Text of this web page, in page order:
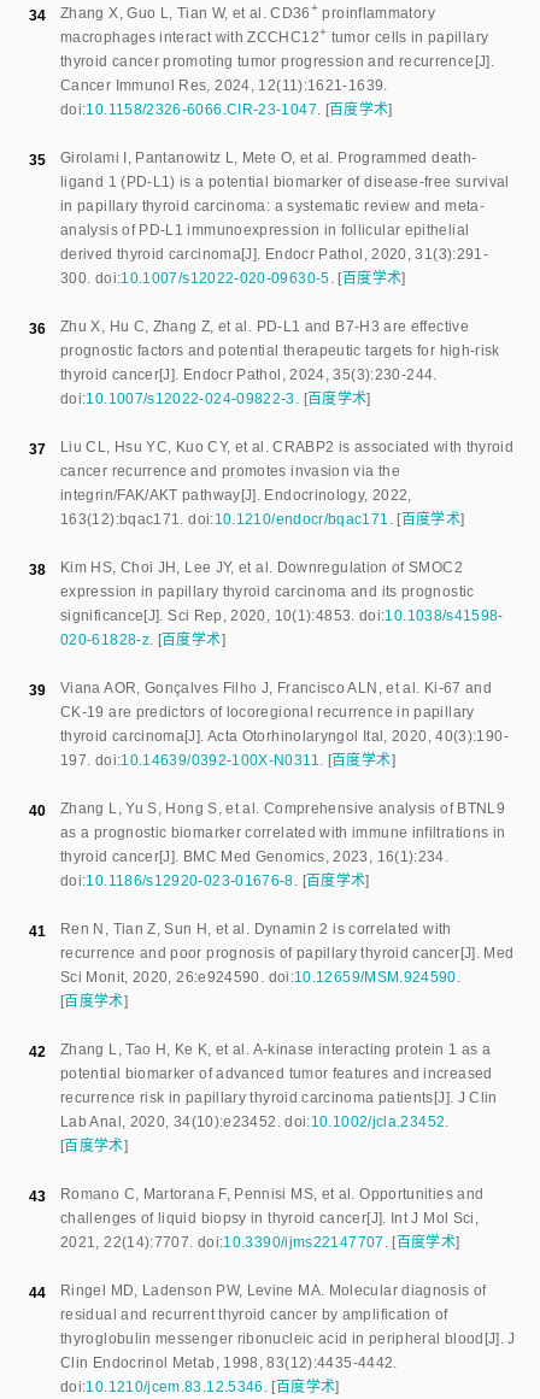
34 Zhang X,Guo L, Tian W, et al .CD36+ proinflammatory
macrophages interact with ZCCHC12+ tumor cells in papillary
thyroid cancer promoting tumor progression and recurrence [J].
Cancer Immunol Res,2024, 12(11):1621-1639.
doi:10.1158/2326-6066.CIR-23-1047. [百度学术]
35 Girolami I , Pantanowitz L, Mete O, et al . Programmed death-
ligand 1 (PD-L1) is a potential biomarker of disease-free survival
in papillary thyroid carcinoma: a systematic review and meta-
analysis of PD-L1 immunoexpression in follicular epithelial
derived thyroid carcinoma[J]. Endocr Pathol ,2020,31(3):291-
300. doi:10.1007/s12022-020-09630-5. [百度学术]
36 Zhu X, Hu C, Zhang Z, et al . PD-L1 and B7-H3 are effective
prognostic factors and potential therapeutic targets for high-risk
thyroid cancer[J]. Endocr Pathol ,2024,35(3):230-244.
doi:10.1007/s12022-024-09822-3. [百度学术]
37 Liu CL, Hsu YC, Kuo CY, et al .CRABP2 is associated with thyroid
cancer recurrence and promotes invasion via the
integrin/FAK/AKT pathway [J]. Endocrinology, 2022,
163(12):bqac171.doi:10.1210/endocr/bqac171 . [百度学术]
38 Kim HS, Choi JH , Lee JY,et al . Downregulation of SMOC2
expression in papillary thyroid carcinoma and its prognostic
significance [J].Sci Rep ,2020, 10(1):4853. doi:10.1038/s41598-
020-61828-z. [百度学术]
39 Viana AOR, Gonçalves Filho J, Francisco ALN ,et al . Ki-67 and
CK-19 are predictors of locoregional recurrence in papillary
thyroid carcinoma[J]. Acta Otorhinolaryngol Ital ,2020,40(3):190-
197. doi:10.14639/0392-100X-N0311. [百度学术]
40 Zhang L,Yu S, Hong S,et al . Comprehensive analysis of BTNL9
as a prognostic biomarker correlated with immune infiltrations in
thyroid cancer[J]. BMC Med Genomics,2023 , 16(1):234.
doi:10.1186/s12920-023-01676-8. [百度学术]
41 Ren N , Tian Z,Sun H , et al . Dynamin 2 is correlated with
recurrence and poor prognosis of papillary thyroid cancer [J]. Med
Sci Monit, 2020,26:e924590. doi:10.12659/MSM.924590.
[百度学术]
42 Zhang L,Tao H , Ke K, et al . A-kinase interacting protein 1 as a
potential biomarker of advanced tumor features and increased
recurrence risk in papillary thyroid carcinoma patients [J]. J Clin
Lab Anal , 2020, 34(10):e23452 .doi:10.1002/jcla.23452.
[百度学术]
43 Romano C, Martorana F, Pennisi MS, et al .Opportunities and
challenges of liquid biopsy in thyroid cancer[J]. Int J Mol Sci ,
2021,22(14):7707. doi:10.3390/ijms22147707 . [百度学术]
44 Ringel MD, Ladenson PW, Levine MA. Molecular diagnosis of
residual and recurrent thyroid cancer by amplification of
thyroglobulin messenger ribonucleic acid in peripheral blood [J].J
Clin Endocrinol Metab , 1998 ,83(12):4435-4442.
doi:10.1210/jcem.83.12.5346 . [百度学术]